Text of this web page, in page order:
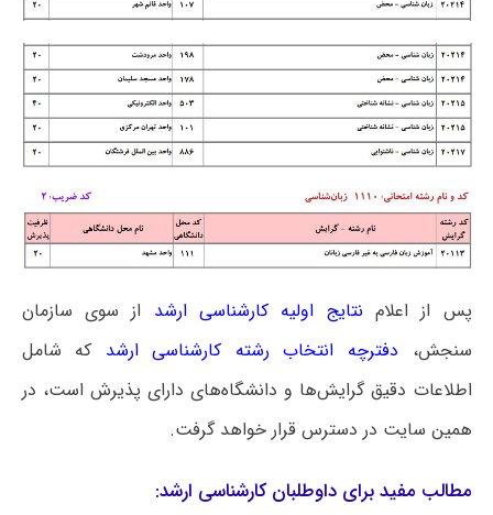
پس از اعلام نتایج اولیه کارشناسی ارشد از سوی سازمان
سنجش، دفترچه انتخاب رشته کارشناسی ارشد که شامل
اطلاعات دقیق گرایش‌ها و دانشگاه‌های دارای پذیرش است، در
همین سایت در دسترس قرار خواهد گرفت.
مطالب مفید برای داوطلبان کارشناسی ارشد: